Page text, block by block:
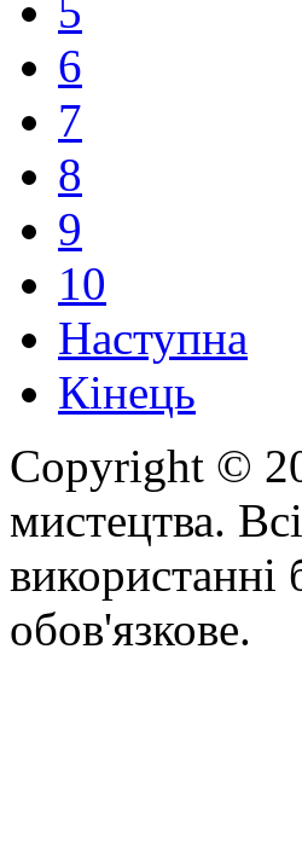
5
6
7
8
9
10
Наступна
Кінець
Copyright ©
мистецтва.
використанні
обов'язкове.